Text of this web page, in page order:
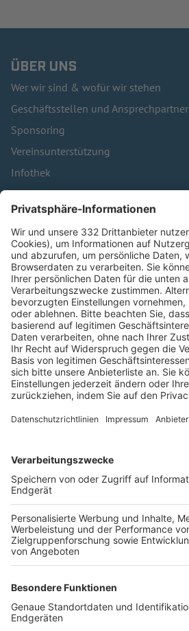
ÜBER UNS
Wer wir sind & wofür wir stehen
Geschäftsstellen und Ansprechpartner
Sponsoring
Vereinsunterstützung
Infothek
Kontakt
HÄUFIG BESUCHTE SEITEN
Pässe und Vereinswechsel
Trainerausbildung
Schulungsangebot Vereinsmitarbeiter
BFV-Geschäftsstellen
Trainerbörse
Login SpielPlus
FOLGE DEM BFV
TOP-VEREINE
TOP-PARTNER